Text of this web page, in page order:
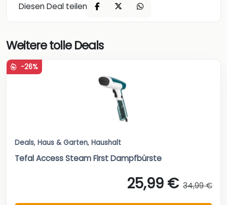
Diesen Deal teilen
Weitere tolle Deals
-26%
Deals, Haus & Garten, Haushalt
Tefal Access Steam First Dampfbürste
25,99 € 34,99 €